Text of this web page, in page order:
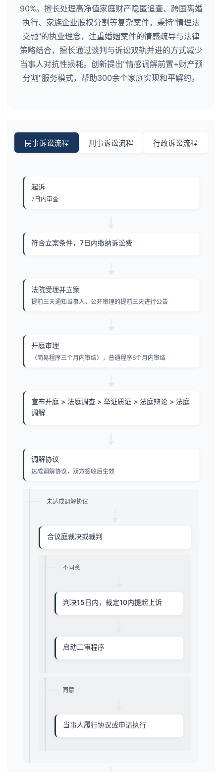
90%。擅长处理高净值家庭财产隐匿追查、跨国离婚
执行、家族企业股权分割等复杂案件，秉持"情理法
交融"的执业理念，注重婚姻案件的情感疏导与法律
策略结合，擅长通过谈判与诉讼双轨并进的方式减少
当事人对抗性损耗。创新提出"情感调解前置+财产预
分割"服务模式，帮助300余个家庭实现和平解约。
民事诉讼流程 刑事诉讼流程 行政诉讼流程
起诉
7日内审查
符合立案条件，7日内缴纳诉讼费
法院受理并立案
提前三天通知当事人，公开审理的提前三天进行公告
开庭审理
（简易程序三个月内审结），普通程序6个月内审结
宣布开庭 > 法庭调查 > 举证质证 > 法庭辩论 > 法庭
调解
调解协议
达成调解协议，双方签收后生效
未达成调解协议
合议庭裁决或裁判
不同意
判决15日内，裁定10内提起上诉
启动二审程序
同意
当事人履行协议或申请执行